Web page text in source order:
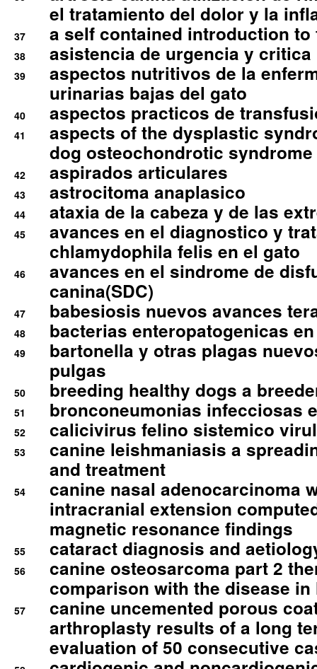
el tratamiento del dolor y la
37 a self contained introduction
38 asistencia de urgencia y
39
aspectos nutritivos de la
urinarias bajas del gato
40 aspectos practicos de
41
aspects of the dysplastic
dog osteochondrotic syndrome
42 aspirados articulares
43 astrocitoma anaplasico
44 ataxia de la cabeza y de las
45
avances en el diagnostico y
chlamydophila felis en el gato
46
avances en el sindrome de
canina(SDC)
47 babesiosis nuevos avances
48 bacterias enteropatogenicas
49
bartonella y otras plagas
pulgas
50 breeding healthy dogs a
51 bronconeumonias infecciosas
52 calicivirus felino sistemico
53
canine leishmaniasis a
and treatment
54
canine nasal adenocarcinoma
intracranial extension
magnetic resonance findings
55 cataract diagnosis and
56
canine osteosarcoma part 2
comparison with the disease in
57
canine uncemented porous
arthroplasty results of a long
evaluation of 50 consecutive